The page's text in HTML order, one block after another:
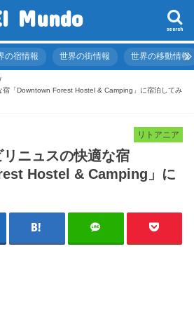
Mundo search
の宿情報 世界の街情報 世界の移動情報
宿「Downtown Forest Hostel & Camping」に宿泊してみ
リトアニア
リニュスの快適な宿
Hostel & Camping」に